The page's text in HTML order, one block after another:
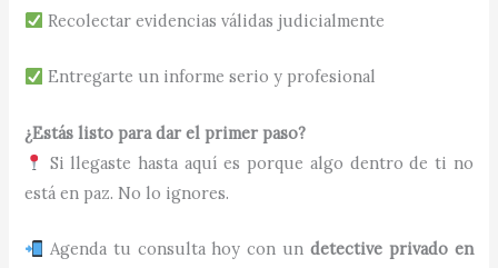
Recolectar evidencias válidas judicialmente
Entregarte un informe serio y profesional
¿Estás listo para dar el primer paso?
Si llegaste hasta aquí es porque algo dentro de ti no
está en paz. No lo ignores.
Agenda tu consulta hoy con un detective privado en